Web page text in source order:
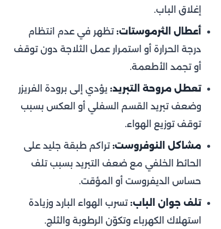
إغلاق الباب.
أعطال الثرموستات: تظهر في عدم انتظام
درجة الحرارة أو استمرار عمل الثلاجة دون توقف
أو تجمد الأطعمة.
تعطل مروحة التبريد: يؤدي إلى برودة الفريزر
وضعف تبريد القسم السفلي أو العكس بسبب
توقف توزيع الهواء.
مشاكل النوفروست: تراكم طبقة جليد على
الحائط الخلفي مع ضعف التبريد بسبب تلف
حساس الديفروست أو المؤقت.
تلف جوان الباب: تسرب الهواء البارد وزيادة
استهلاك الكهرباء وتكوّن الرطوبة والثلج.